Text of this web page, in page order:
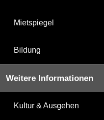
Mietspiegel
Bildung
Weitere Informationen
Kultur & Ausgehen